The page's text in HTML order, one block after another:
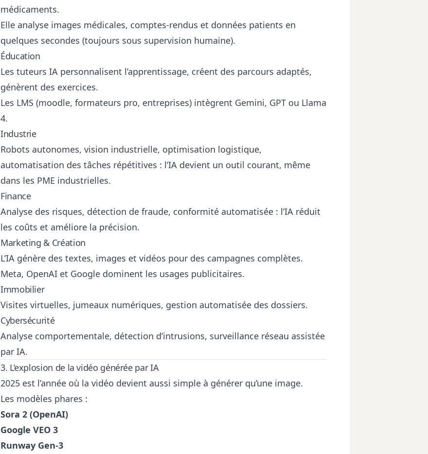
médicaments.
Elle analyse images médicales, comptes-rendus et données patients en
quelques secondes (toujours sous supervision humaine).
Éducation
Les tuteurs IA personnalisent l’apprentissage, créent des parcours adaptés,
génèrent des exercices.
Les LMS (moodle, formateurs pro, entreprises) intègrent Gemini, GPT ou Llama
4.
Industrie
Robots autonomes, vision industrielle, optimisation logistique,
automatisation des tâches répétitives : l’IA devient un outil courant, même
dans les PME industrielles.
Finance
Analyse des risques, détection de fraude, conformité automatisée : l’IA réduit
les coûts et améliore la précision.
Marketing & Création
L’IA génère des textes, images et vidéos pour des campagnes complètes.
Meta, OpenAI et Google dominent les usages publicitaires.
Immobilier
Visites virtuelles, jumeaux numériques, gestion automatisée des dossiers.
Cybersécurité
Analyse comportementale, détection d’intrusions, surveillance réseau assistée
par IA.
3. L’explosion de la vidéo générée par IA
2025 est l’année où la vidéo devient aussi simple à générer qu’une image.
Les modèles phares :
Sora 2 (OpenAI)
Google VEO 3
Runway Gen-3